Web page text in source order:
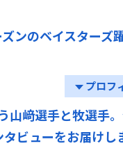
ンのベイスターズ
プロフ
山﨑選手と牧選手
ビューをお届けし